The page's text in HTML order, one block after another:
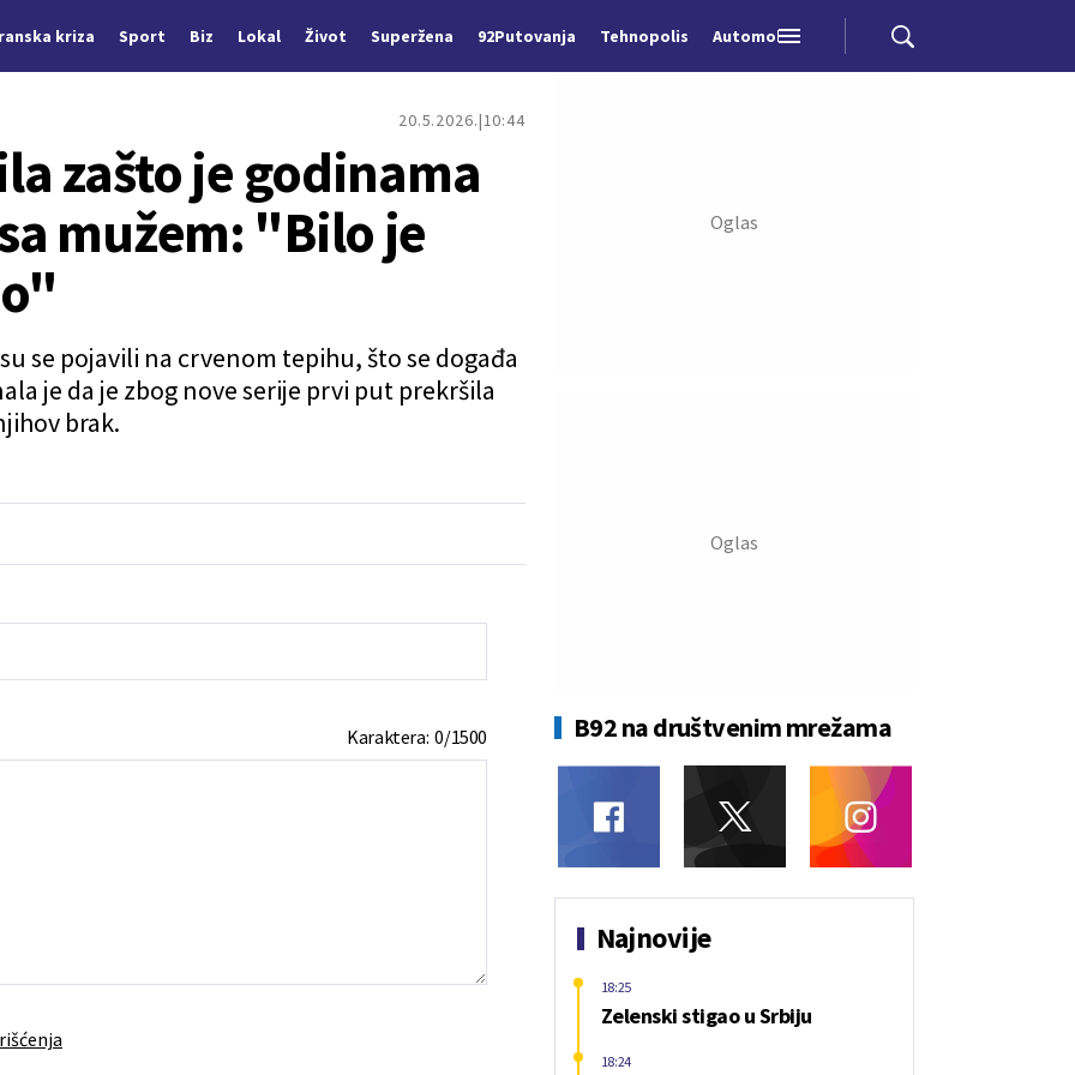
kriza Sport Biz Lokal Život Superžena 92Putovanja Tehnopolis Automobili
20.5.2026. 10:44
zašto je godinama
mužem: "Bilo je
se pojavili na crvenom tepihu, što se događa
je da je zbog nove serije prvi put prekršila
brak.
Karaktera:0/1500 B92 na društvenim mrežama
Najnovije
Zelenski stigao u Srbiju
18:25
18:24